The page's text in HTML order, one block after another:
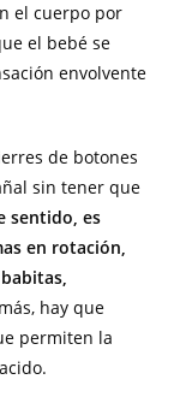
el cuerpo por
el bebé se
envolvente
de botones
sin tener que
sentido, es
en rotación,
hay que
permiten la